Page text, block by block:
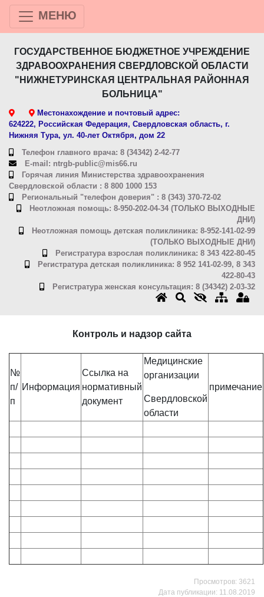
МЕНЮ
ГОСУДАРСТВЕННОЕ БЮДЖЕТНОЕ УЧРЕЖДЕНИЕ
ЗДРАВООХРАНЕНИЯ СВЕРДЛОВСКОЙ ОБЛАСТИ
"НИЖНЕТУРИНСКАЯ ЦЕНТРАЛЬНАЯ РАЙОННАЯ
БОЛЬНИЦА"
Местонахождение и почтовый адрес:
624222, Российская Федерация, Свердловская область, г.
Нижняя Тура, ул. 40-лет Октября, дом 22
Телефон главного врача: 8 (34342) 2-42-77
E-mail: ntrgb-public@mis66.ru
Горячая линия Министерства здравоохранения
Свердловской области : 8 800 1000 153
Региональный "телефон доверия" : 8 (343) 370-72-02
Неотложная помощь: 8-950-202-04-34 (ТОЛЬКО ВЫХОДНЫЕ
ДНИ)
Неотложная помощь детская поликлиника: 8-952-141-02-99
(ТОЛЬКО ВЫХОДНЫЕ ДНИ)
Регистратура взрослая поликлиника: 8 343 422-80-45
Регистратура детская поликлиника: 8 952 141-02-99, 8 343
422-80-43
Регистратура женская консультация: 8 (34342) 2-03-32
Контроль и надзор сайта
№
п/
п
Информация
Ссылка на
нормативный
документ
Медицинские
организации
Свердловской
области
примечание
Просмотров: 3621
Дата публикации: 11.08.2019